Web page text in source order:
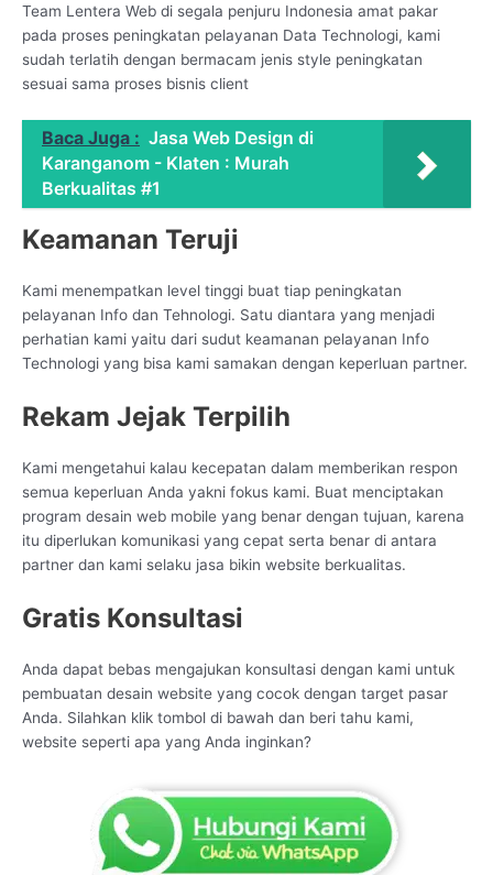
Team Lentera Web di segala penjuru Indonesia amat pakar
pada proses peningkatan pelayanan Data Technologi, kami
sudah terlatih dengan bermacam jenis style peningkatan
sesuai sama proses bisnis client
Baca Juga : Jasa Web Design di
Karanganom - Klaten : Murah
Berkualitas #1
Keamanan Teruji
Kami menempatkan level tinggi buat tiap peningkatan
pelayanan Info dan Tehnologi. Satu diantara yang menjadi
perhatian kami yaitu dari sudut keamanan pelayanan Info
Technologi yang bisa kami samakan dengan keperluan partner.
Rekam Jejak Terpilih
Kami mengetahui kalau kecepatan dalam memberikan respon
semua keperluan Anda yakni fokus kami. Buat menciptakan
program desain web mobile yang benar dengan tujuan, karena
itu diperlukan komunikasi yang cepat serta benar di antara
partner dan kami selaku jasa bikin website berkualitas.
Gratis Konsultasi
Anda dapat bebas mengajukan konsultasi dengan kami untuk
pembuatan desain website yang cocok dengan target pasar
Anda. Silahkan klik tombol di bawah dan beri tahu kami,
website seperti apa yang Anda inginkan?